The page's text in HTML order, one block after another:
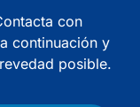
con
continuación y
posible.